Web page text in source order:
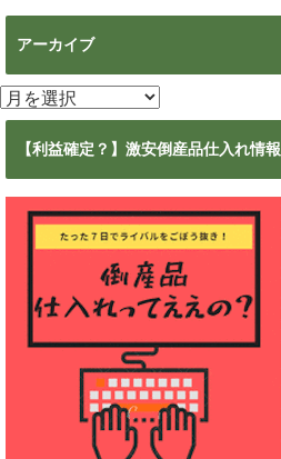
アーカイブ
ア
ー
【利益確定？】激安倒産品仕入れ情報